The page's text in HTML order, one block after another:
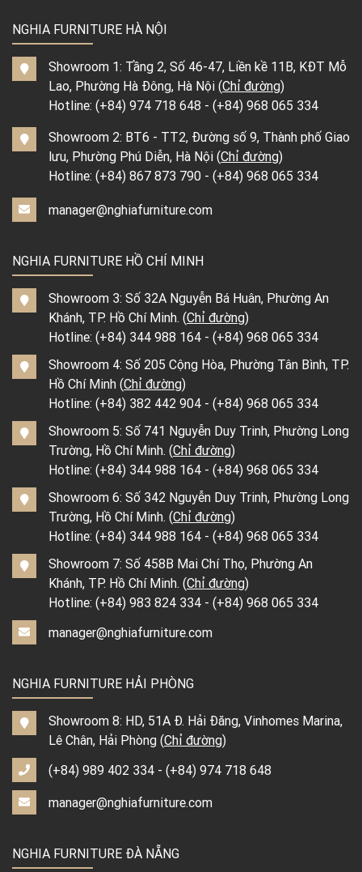
NGHIA FURNITURE HÀ NỘI
Showroom 1: Tầng 2, Số 46-47, Liền kề 11B, KĐT Mỗ
Lao, Phường Hà Đông, Hà Nội (Chỉ đường)
Hotline: (+84) 974 718 648 - (+84) 968 065 334
Showroom 2: BT6 - TT2, Đường số 9, Thành phố Giao
lưu, Phường Phú Diễn, Hà Nội (Chỉ đường)
Hotline: (+84) 867 873 790 - (+84) 968 065 334
manager@nghiafurniture.com
NGHIA FURNITURE HỒ CHÍ MINH
Showroom 3: Số 32A Nguyễn Bá Huân, Phường An
Khánh, TP. Hồ Chí Minh. (Chỉ đường)
Hotline: (+84) 344 988 164 - (+84) 968 065 334
Showroom 4: Số 205 Cộng Hòa, Phường Tân Bình, TP.
Hồ Chí Minh (Chỉ đường)
Hotline: (+84) 382 442 904 - (+84) 968 065 334
Showroom 5: Số 741 Nguyễn Duy Trinh, Phường Long
Trường, Hồ Chí Minh. (Chỉ đường)
Hotline: (+84) 344 988 164 - (+84) 968 065 334
Showroom 6: Số 342 Nguyễn Duy Trinh, Phường Long
Trường, Hồ Chí Minh. (Chỉ đường)
Hotline: (+84) 344 988 164 - (+84) 968 065 334
Showroom 7: Số 458B Mai Chí Thọ, Phường An
Khánh, TP. Hồ Chí Minh. (Chỉ đường)
Hotline: (+84) 983 824 334 - (+84) 968 065 334
manager@nghiafurniture.com
NGHIA FURNITURE HẢI PHÒNG
Showroom 8: HD, 51A Đ. Hải Đăng, Vinhomes Marina,
Lê Chân, Hải Phòng (Chỉ đường)
(+84) 989 402 334 - (+84) 974 718 648
manager@nghiafurniture.com
NGHIA FURNITURE ĐÀ NẴNG